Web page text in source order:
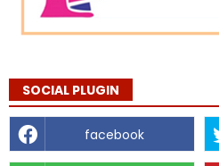
SOCIAL PLUGIN
facebook